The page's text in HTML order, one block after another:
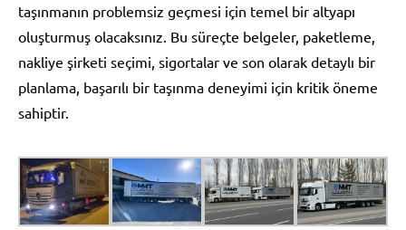
taşınmanın problemsiz geçmesi için temel bir altyapı
oluşturmuş olacaksınız. Bu süreçte belgeler, paketleme,
nakliye şirketi seçimi, sigortalar ve son olarak detaylı bir
planlama, başarılı bir taşınma deneyimi için kritik öneme
sahiptir.